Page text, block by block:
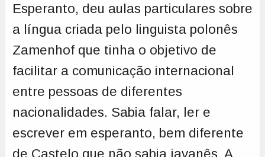
Esperanto, deu aulas particulares sobre
a língua criada pelo linguista polonês
Zamenhof que tinha o objetivo de
facilitar a comunicação internacional
entre pessoas de diferentes
nacionalidades. Sabia falar, ler e
escrever em esperanto, bem diferente
de Castelo que não sabia javanês. A